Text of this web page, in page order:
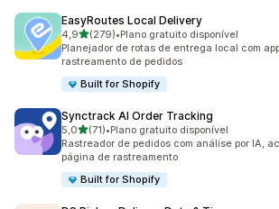
EasyRoutes Local Delivery
4,9de 5 estrelas
(279)
279 avaliações ao todo
•Plano gratuito disponível
Planejador de rotas de entrega local com
rastreamento de pedidos
Built for Shopify
Synctrack AI Order Tracking
5,0de 5 estrelas
(71)
71 avaliações ao todo
•Plano gratuito disponível
Rastreador de pedidos com análise por IA,
página de rastreamento
Built for Shopify